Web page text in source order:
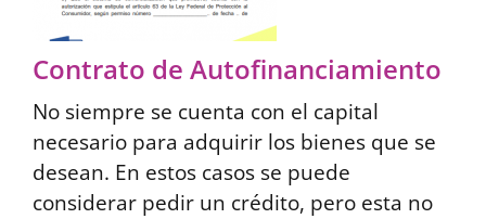
Contrato de Autofinanciamiento
No siempre se cuenta con el capital
necesario para adquirir los bienes que se
desean. En estos casos se puede
considerar pedir un crédito, pero esta no